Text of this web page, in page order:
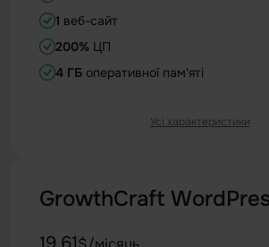
1 веб-сайт
200% ЦП
4 ГБ оперативної пам'яті
Виділена IP-адреса
100.000 файлів на сервер
Усі характеристики
GrowthCraft